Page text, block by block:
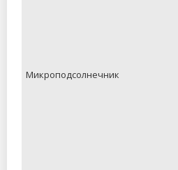
Микроподсолнечник